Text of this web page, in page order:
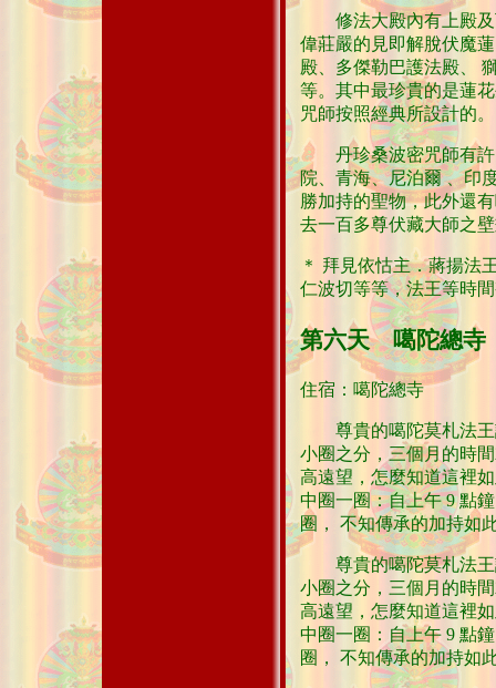
修法大殿內有上殿及
偉莊嚴的見即解脫伏魔
殿、多傑勒巴護法殿、
等。其中最珍貴的是蓮
咒師按照經典所設計的。
丹珍桑波密咒師有許
院、青海、尼泊爾 、印
勝加持的聖物，此外還
去一百多尊伏藏大師之
＊ 拜見依怙主．蔣揚法
仁波切等等，法王等時
第六天 噶陀總寺
住宿：噶陀總寺
尊貴的噶陀莫札法王
小圈之分，三個月的時
高遠望，怎麼知道這裡
中圈一圈：自上午 9 點
圈， 不知傳承的加持如
尊貴的噶陀莫札法王
小圈之分，三個月的時
高遠望，怎麼知道這裡
中圈一圈：自上午 9 點
圈， 不知傳承的加持如